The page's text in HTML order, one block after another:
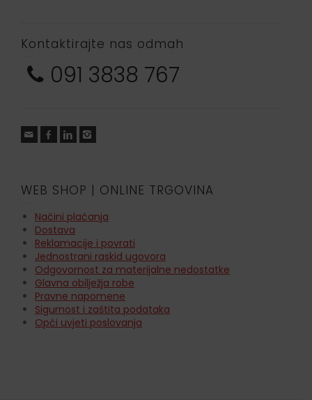
Kontaktirajte nas odmah
091 3838 767
WEB SHOP | ONLINE TRGOVINA
Načini plaćanja
Dostava
Reklamacije i povrati
Jednostrani raskid ugovora
Odgovornost za materijalne nedostatke
Glavna obilježja robe
Pravne napomene
Sigurnost i zaštita podataka
Opći uvjeti poslovanja